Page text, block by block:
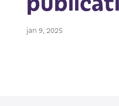
jan 9, 2025